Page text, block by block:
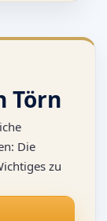
Törn
Die
zu